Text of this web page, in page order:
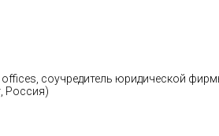
соучредитель юридической
Россия)